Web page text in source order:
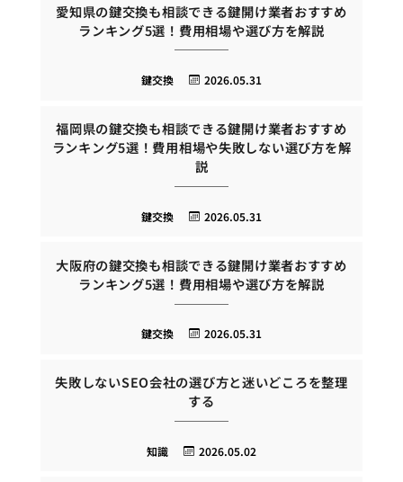
愛知県の鍵交換も相談できる鍵開け業者おすすめ
ランキング5選！費用相場や選び方を解説
2026.05.31
鍵交換
福岡県の鍵交換も相談できる鍵開け業者おすすめ
ランキング5選！費用相場や失敗しない選び方を解
説
2026.05.31
鍵交換
大阪府の鍵交換も相談できる鍵開け業者おすすめ
ランキング5選！費用相場や選び方を解説
2026.05.31
鍵交換
失敗しないSEO会社の選び方と迷いどころを整理
する
2026.05.02
知識